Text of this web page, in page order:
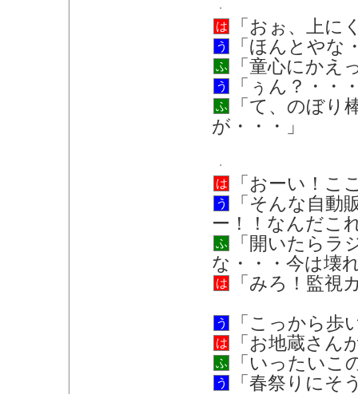
は 「おぉ、上に
う 「ほんとやな
ふ 「童心にかえ
う 「ぅん？・・
ふ
「て、のぼ
が・・・」
は 「おーい！こ
う
「そんな自動
ー！！なんだこ
ふ
「開いたらラ
な・・・今は壊
は 「みろ！監視
う 「こっから歩
は 「お地蔵さん
ふ 「いったいこ
う 「春祭りに